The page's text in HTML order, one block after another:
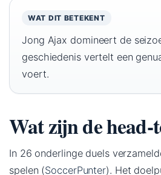
WAT DIT BETEKENT
Jong Ajax domineert de
geschiedenis vertelt een
voert.
Wat zijn de head-
In 26 onderlinge duels
spelen (SoccerPunter). Het